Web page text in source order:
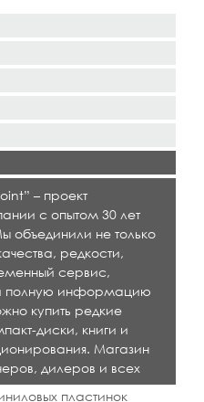
– проект
с опытом 30 лет
объединили не только
редкости,
сервис,
полную информацию
купить редкие
диски, книги и
Магазин
дилеров и всех
музыку.
пластинок